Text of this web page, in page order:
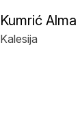
Kumrić Alma
Kalesija